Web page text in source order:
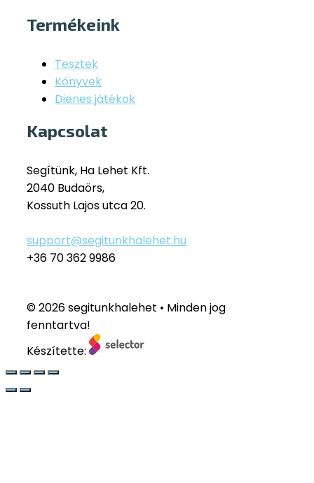
Termékeink
Tesztek
Könyvek
Dienes játékok
Kapcsolat
Segítünk, Ha Lehet Kft.
2040 Budaörs,
Kossuth Lajos utca 20.
support@segitunkhalehet.hu
+36 70 362 9986
© 2026 segitunkhalehet • Minden jog
fenntartva!
Készítette: